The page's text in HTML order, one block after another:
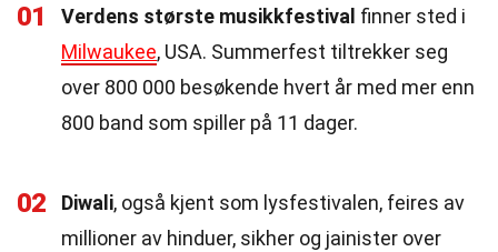
01 Verdens største musikkfestival finner sted i
Milwaukee, USA. Summerfest tiltrekker seg
over 800 000 besøkende hvert år med mer enn
800 band som spiller på 11 dager.
02 Diwali, også kjent som lysfestivalen, feires av
millioner av hinduer, sikher og jainister over